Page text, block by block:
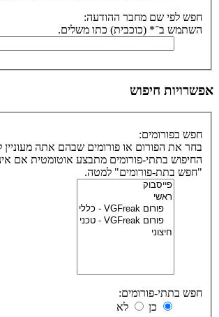
חפש לפי שם מחבר ההודעה:
השתמש ב־* (כוכבית) כתו משלים.
אפשרויות חיפוש
חפש בפורומים:
בחר את הפורום או פורומים שבהם אתה
החיפוש בתתי-פורומים מתבצע אוטומטית אם
"חפש בתת-פורומים" למטה.
חפש בתתי-פורומים:
כן
לא